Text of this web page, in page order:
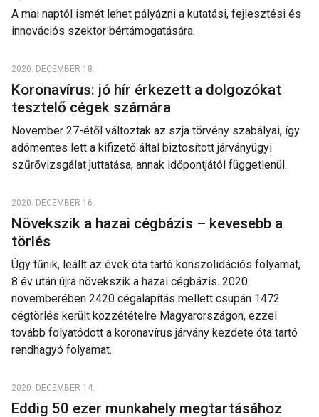
A mai naptól ismét lehet pályázni a kutatási, fejlesztési és
innovációs szektor bértámogatására.
2020. DECEMBER 18.
Koronavírus: jó hír érkezett a dolgozókat
tesztelő cégek számára
November 27-étől változtak az szja törvény szabályai, így
adómentes lett a kifizető által biztosított járványügyi
szűrővizsgálat juttatása, annak időpontjától függetlenül.
2020. DECEMBER 16.
Növekszik a hazai cégbázis – kevesebb a
törlés
Úgy tűnik, leállt az évek óta tartó konszolidációs folyamat,
8 év után újra növekszik a hazai cégbázis. 2020
novemberében 2420 cégalapítás mellett csupán 1472
cégtörlés került közzétételre Magyarországon, ezzel
tovább folyatódott a koronavírus járvány kezdete óta tartó
rendhagyó folyamat.
2020. DECEMBER 14.
Eddig 50 ezer munkahely megtartásához